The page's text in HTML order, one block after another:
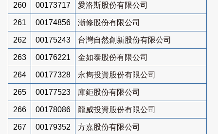
260 00173717 愛洛斯股份有限公司
261 00174856 漸修股份有限公司
262 00175243 台灣自然創新股份有限公司
263 00176221 金如泰股份有限公司
264 00177328 永雋投資股份有限公司
265 00177523 庫鉅股份有限公司
266 00178086 龍威投資股份有限公司
267 00179352 方嘉股份有限公司